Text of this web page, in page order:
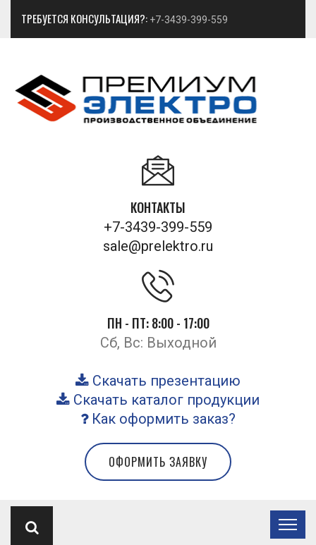
ТРЕБУЕТСЯ КОНСУЛЬТАЦИЯ?: +7-3439-399-559
КОНТАКТЫ
+7-3439-399-559
sale@prelektro.ru
ПН - ПТ: 8:00 - 17:00
Сб, Вс: Выходной
Скачать презентацию
Скачать каталог продукции
Как оформить заказ?
ОФОРМИТЬ ЗАЯВКУ